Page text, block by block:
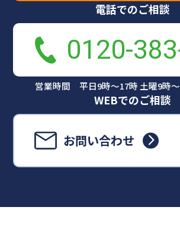
電話でのご相談
0120-
営業時間 平日9時～17時 土曜9時
WEBでのご相談
お問い合わせ